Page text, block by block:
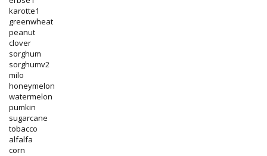
karotte1
greenwheat
peanut
clover
sorghum
sorghumv2
milo
honeymelon
watermelon
pumkin
sugarcane
tobacco
alfalfa
corn